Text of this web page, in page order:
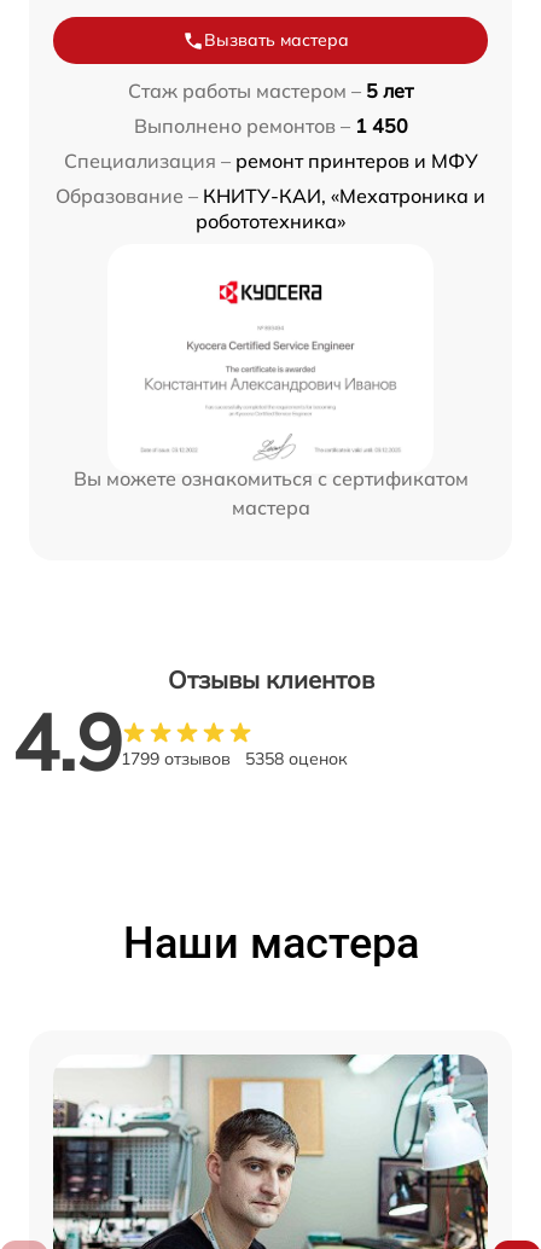
Вызвать мастера
Стаж работы мастером – 5 лет
Выполнено ремонтов – 1 450
Специализация – ремонт принтеров и МФУ
Образование – КНИТУ-КАИ, «Мехатроника и
робототехника»
Вы можете ознакомиться с сертификатом
мастера
Отзывы клиентов
4.91799 отзывов 5358 оценок
Наши мастера